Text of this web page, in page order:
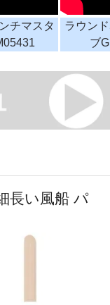
チマスタ
ラウン
ブ
長い風船 パ